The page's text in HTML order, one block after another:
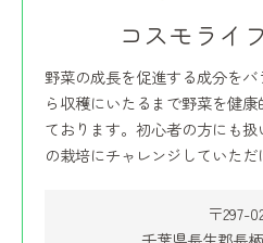
コスモライ
野菜の成長を促進する成分を
ら収穫にいたるまで野菜を健
ております。初心者の方にも
の栽培にチャレンジしていただ
〒297-